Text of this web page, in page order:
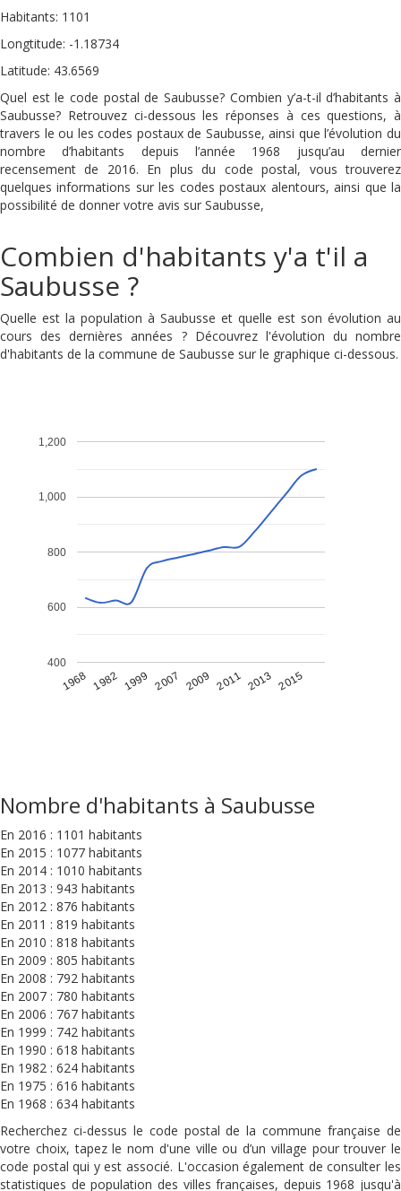
Habitants: 1101
Longtitude: -1.18734
Latitude: 43.6569
Quel est le code postal de Saubusse? Combien y’a-t-il d’habitants à
Saubusse? Retrouvez ci-dessous les réponses à ces questions, à
travers le ou les codes postaux de Saubusse, ainsi que l’évolution du
nombre d’habitants depuis l’année 1968 jusqu’au dernier
recensement de 2016. En plus du code postal, vous trouverez
quelques informations sur les codes postaux alentours, ainsi que la
possibilité de donner votre avis sur Saubusse,
Combien d'habitants y'a t'il a
Saubusse ?
Quelle est la population à Saubusse et quelle est son évolution au
cours des dernières années ? Découvrez l'évolution du nombre
d'habitants de la commune de Saubusse sur le graphique ci-dessous.
1968 1982 1999 2007 2009 2011 2013 2015
400
600
800
1,000
1,200
Nombre d'habitants à Saubusse
En 2016 : 1101 habitants
En 2015 : 1077 habitants
En 2014 : 1010 habitants
En 2013 : 943 habitants
En 2012 : 876 habitants
En 2011 : 819 habitants
En 2010 : 818 habitants
En 2009 : 805 habitants
En 2008 : 792 habitants
En 2007 : 780 habitants
En 2006 : 767 habitants
En 1999 : 742 habitants
En 1990 : 618 habitants
En 1982 : 624 habitants
En 1975 : 616 habitants
En 1968 : 634 habitants
Recherchez ci-dessus le code postal de la commune française de
votre choix, tapez le nom d'une ville ou d’un village pour trouver le
code postal qui y est associé. L'occasion également de consulter les
statistiques de population des villes françaises, depuis 1968 jusqu'à